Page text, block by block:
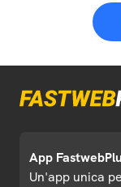
App
Un'app unica